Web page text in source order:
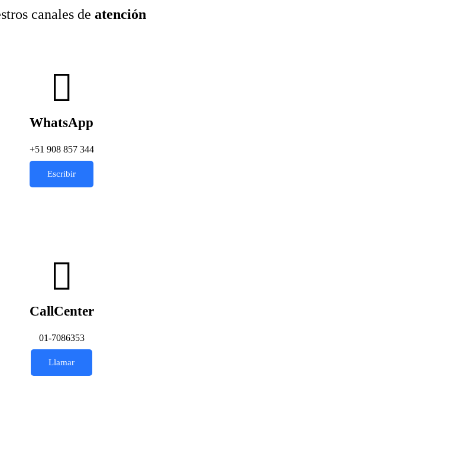
canales de atención
WhatsApp
+51 908 857 344
Escribir
CallCenter
01-7086353
Llamar